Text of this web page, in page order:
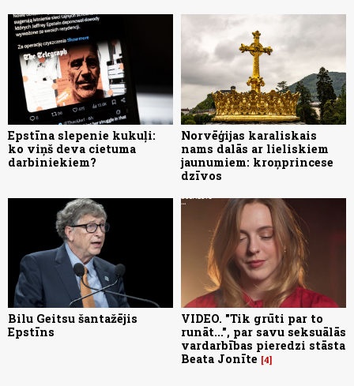
Epstīna slepenie kukuļi:
ko viņš deva cietuma
darbiniekiem?
Norvēģijas karaliskais
nams dalās ar lieliskiem
jaunumiem: kroņprincese
dzīvos
Bilu Geitsu šantažējis
Epstīns
VIDEO. "Tik grūti par to
runāt...", par savu seksuālās
vardarbības pieredzi stāsta
Beata Jonīte 4